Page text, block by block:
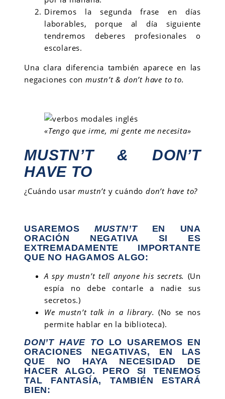
Diremos la segunda frase en días
laborables, porque al día siguiente
tendremos deberes profesionales o
escolares.
Una clara diferencia también aparece en las
negaciones conmustn’t & don’t have to to.
«Tengo que irme, mi gente me necesita»
MUSTN’T & DON’T
HAVE TO
¿Cuándo usarmustn’t y cuándodon’t have to?
USAREMOS MUSTN’TEN UNA
ORACIÓN NEGATIVA SI ES
EXTREMADAMENTE IMPORTANTE
QUE NO HAGAMOS ALGO:
A spy mustn’t tell anyone his secrets. (Un
espía no debe contarle a nadie sus
secretos.)
We mustn’t talk in a library. (No se nos
permite hablar en la biblioteca).
DON’T HAVE TO LO USAREMOS EN
ORACIONES NEGATIVAS, EN LAS
QUE NO HAYA NECESIDAD DE
HACER ALGO. PERO SI TENEMOS
TAL FANTASÍA, TAMBIÉN ESTARÁ
BIEN: